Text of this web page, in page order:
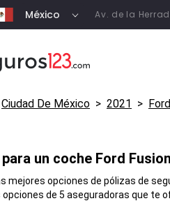
México Av. de la
Ciudad De México > 2021 > Ford
un coche Ford Fusion
mejores opciones de pólizas de
opciones de 5 aseguradoras que te